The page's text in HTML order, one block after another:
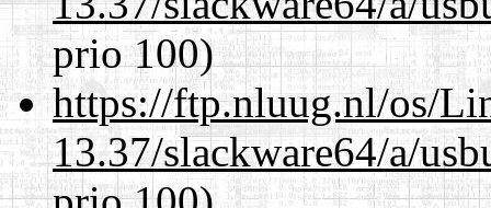
prio 100)
https://ftp.nluug.nl/os/
13.37/slackware64/a/